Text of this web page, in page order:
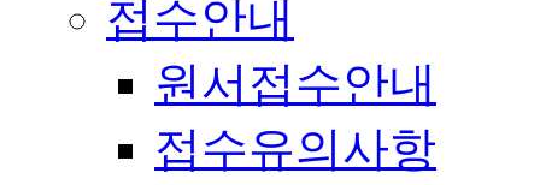
접수안내
원서접수안내
접수유의사항